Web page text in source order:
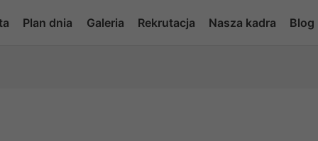
Plan dnia Galeria Rekrutacja Nasza kadra Blog